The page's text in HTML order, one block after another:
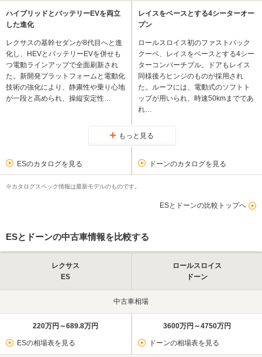
ハイブリッドとバッテリーEVを両立
した進化
レクサスの基幹セダンが8代目へと進
化し、HEVとバッテリーEVを併せも
つ電動ラインアップで全面刷新され
た。新開発プラットフォームと電動化
技術の強化により、静粛性や乗り心地
が一段と高められ、操縦安定性…
レイスをベースとする4シーターオー
プン
ロールスロイス初のファストバック
クーペ、レイスをベースとする4シー
ターコンバーチブル。ドアもレイス
同様後ろヒンジのものが採用され
た。ルーフには、電動式のソフトト
ップが用いられ、時速50kmまでであ
れ…
もっと見る
ESのカタログを見る ドーンのカタログを見る
※カタログスペック情報は最新モデルのものです。
ESとドーンの比較トップへ
ESとドーンの中古車情報を比較する
レクサス
ES
ロールスロイス
ドーン
中古車相場
220万円～689.8万円
ESの相場表を見る
3600万円～4750万円
ドーンの相場表を見る